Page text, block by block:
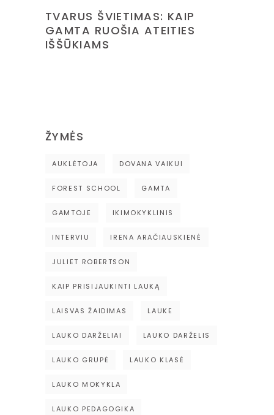
TVARUS ŠVIETIMAS: KAIP
GAMTA RUOŠIA ATEITIES
IŠŠŪKIAMS
ŽYMĖS
AUKLĖTOJA DOVANA VAIKUI
FOREST SCHOOL GAMTA
GAMTOJE IKIMOKYKLINIS
INTERVIU IRENA ARAČIAUSKIENĖ
JULIET ROBERTSON
KAIP PRISIJAUKINTI LAUKĄ
LAISVAS ŽAIDIMAS LAUKE
LAUKO DARŽELIAI LAUKO DARŽELIS
LAUKO GRUPĖ LAUKO KLASĖ
LAUKO MOKYKLA
LAUKO PEDAGOGIKA